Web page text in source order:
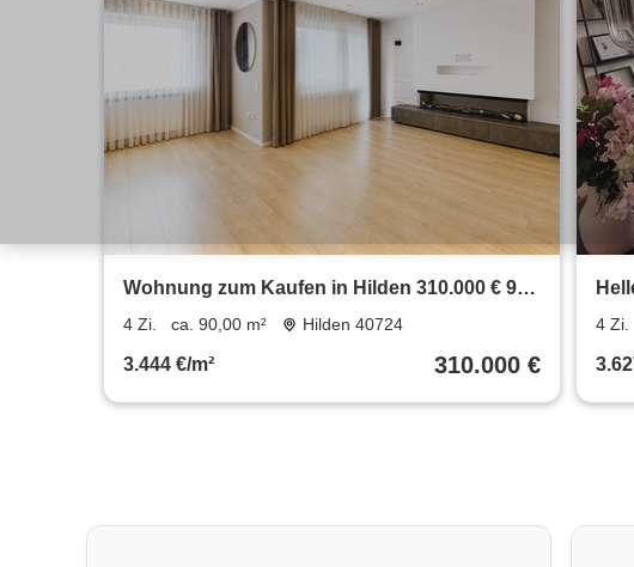
Wohnung zum Kaufen in Hilden 310.000 € 90
m²
4 Zi. ca. 90,00 m² Hilden 40724
3.444 €/m² 310.000 €
4 Zi.